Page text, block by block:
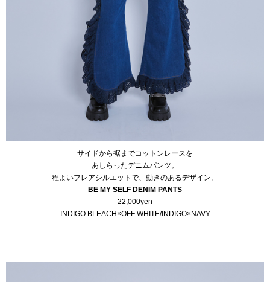
サイドから裾までコットンレースを
あしらったデニムパンツ。
程よいフレアシルエットで、動きのあるデザイン。
BE MY SELF DENIM PANTS
22,000yen
INDIGO BLEACH×OFF WHITE/INDIGO×NAVY